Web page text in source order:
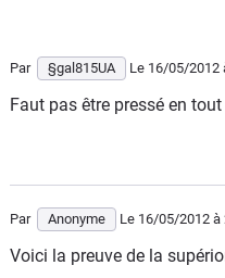
Par §gal815UA Le 16/05/2012
Faut pas être pressé en tout
Par Anonyme Le 16/05/2012 à
Voici la preuve de la